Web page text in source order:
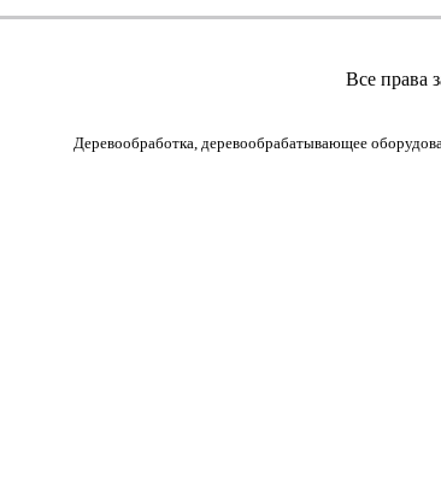
Все права
Деревообработка, деревообрабатывающее